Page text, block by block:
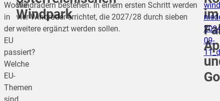
Woche
in
der
EU
passiert?
Welche
EU-
Themen
Windpark
Windrädern bestehen. In einem ersten Schritt werden
vier Windräder errichtet, die 2027/28 durch sieben
weitere ergänzt werden sollen.
09-
im